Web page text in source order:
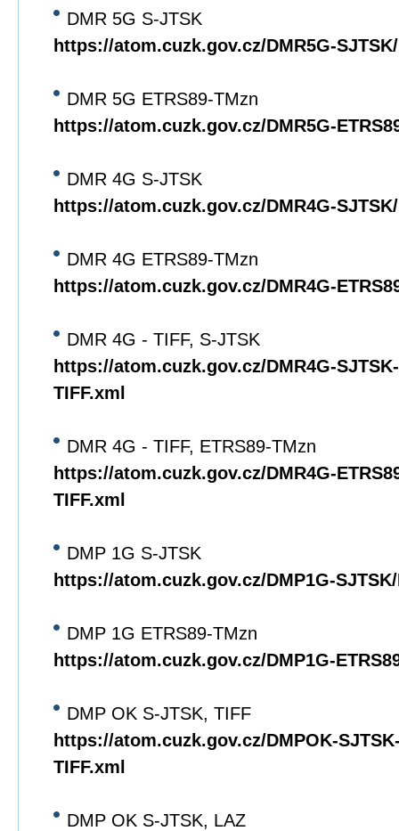
DMR 5G S-JTSK
https://atom.cuzk.gov.cz/DMR5G-
DMR 5G ETRS89-TMzn
https://atom.cuzk.gov.cz/DMR5G-
DMR 4G S-JTSK
https://atom.cuzk.gov.cz/DMR4G-
DMR 4G ETRS89-TMzn
https://atom.cuzk.gov.cz/DMR4G-
DMR 4G - TIFF, S-JTSK
https://atom.cuzk.gov.cz/DMR4G-
TIFF.xml
DMR 4G - TIFF, ETRS89-TMzn
https://atom.cuzk.gov.cz/DMR4G-
TIFF.xml
DMP 1G S-JTSK
https://atom.cuzk.gov.cz/DMP1G-
DMP 1G ETRS89-TMzn
https://atom.cuzk.gov.cz/DMP1G-
DMP OK S-JTSK, TIFF
https://atom.cuzk.gov.cz/DMPOK-
TIFF.xml
DMP OK S-JTSK, LAZ